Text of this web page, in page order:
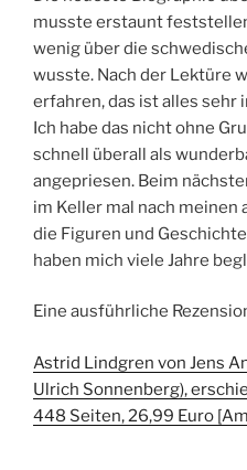
musste erstaunt
wenig über die
wusste. Nach der Lektüre
erfahren, das ist alles sehr
Ich habe das nicht ohne
schnell überall als
angepriesen. Beim
im Keller mal nach meinen
die Figuren und
haben mich viele Jahre
Eine ausführliche
Astrid Lindgren von Jens
Ulrich Sonnenberg),
448 Seiten, 26,99 Euro